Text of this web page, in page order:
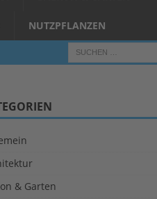
NUTZPFLANZEN
& Garten